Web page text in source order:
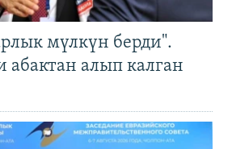
мүлкүн берди".
абактан алып калган